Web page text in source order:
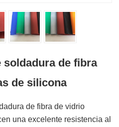
soldadura de fibra
de silicona
de fibra de vidrio
una excelente resistencia al